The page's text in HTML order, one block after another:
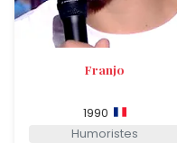
Franjo
1990
Humoristes